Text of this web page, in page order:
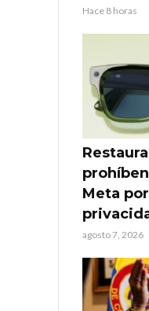
Hace 8 horas
Meta
agosto 7, 2026